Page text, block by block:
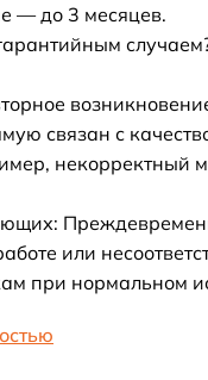
— до 3 месяцев.
связан с
некорректный
или
при нормальном